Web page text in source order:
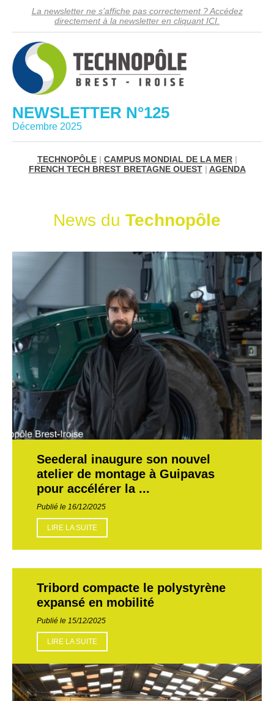
La newsletter ne s’affiche pas correctement ? Accédez
directement à la newsletter en cliquant ICI.
NEWSLETTER N°125
Décembre 2025
TECHNOPÔLE| CAMPUS MONDIAL DE LA MER|
FRENCH TECH BREST BRETAGNE OUEST| AGENDA
News du Technopôle
Seederal inaugure son nouvel
atelier de montage à Guipavas
pour accélérer la ...
Publié le 16/12/2025
LIRE LA SUITE
Tribord compacte le polystyrène
expansé en mobilité
Publié le 15/12/2025
LIRE LA SUITE